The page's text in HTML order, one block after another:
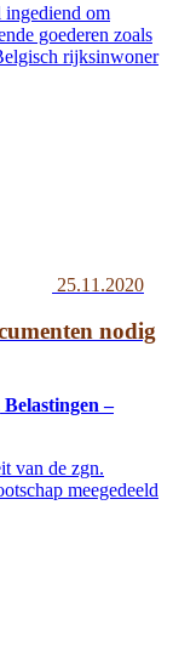
om
goederen zoals
rijksinwoner
25.11.2020
nodig
–
van de zgn.
meegedeeld